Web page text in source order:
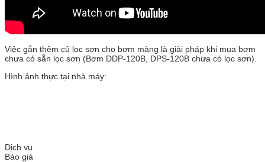
Việc gắn thêm củ lọc sơn cho bơm màng là giải pháp khi mua bơm
chưa có sẵn lọc sơn (Bơm DDP-120B, DPS-120B chưa có lọc sơn).
Hình ảnh thực tại nhà máy:
Dịch vụ
Báo giá